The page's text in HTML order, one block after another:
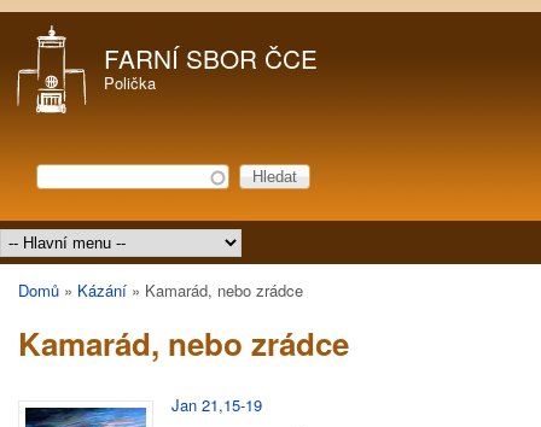
FARNÍ SBOR ČCE
Polička
Vyhledávání
Hledat
Hlavní menu
Jste zde
Domů » Kázání » Kamarád, nebo zrádce
Kamarád, nebo zrádce
Jan 21,15-19